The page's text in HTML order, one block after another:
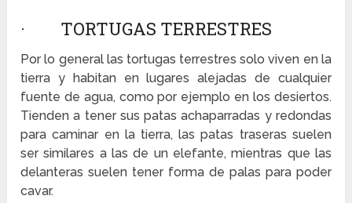
· TORTUGAS TERRESTRES
Por lo general las tortugas terrestres solo viven en la
tierra y habitan en lugares alejadas de cualquier
fuente de agua, como por ejemplo en los desiertos.
Tienden a tener sus patas achaparradas y redondas
para caminar en la tierra, las patas traseras suelen
ser similares a las de un elefante, mientras que las
delanteras suelen tener forma de palas para poder
cavar.